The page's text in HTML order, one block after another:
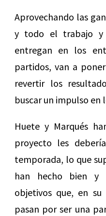
Aprovechando las
y todo el trabajo y
entregan en los
partidos, van a
revertir los
buscar un impulso en
Huete y Marqués
proyecto les
temporada, lo que
han hecho bien y
objetivos que, en su
pasan por ser una